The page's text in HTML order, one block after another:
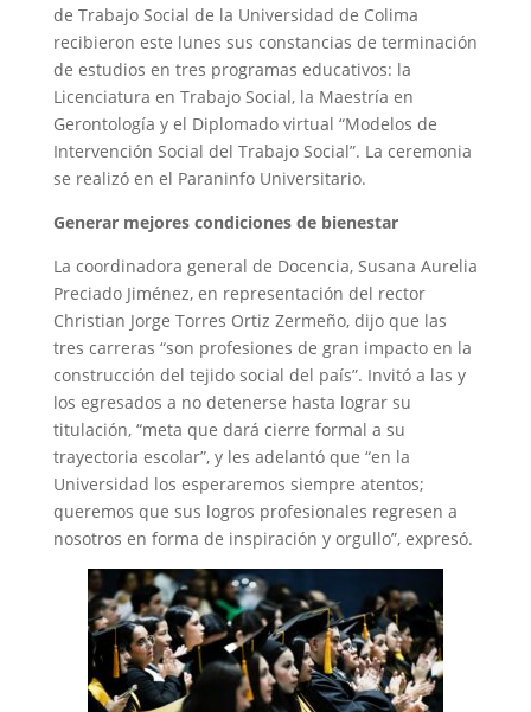
de Trabajo Social de la Universidad de Colima
recibieron este lunes sus constancias de terminación
de estudios en tres programas educativos: la
Licenciatura en Trabajo Social, la Maestría en
Gerontología y el Diplomado virtual “Modelos de
Intervención Social del Trabajo Social”. La ceremonia
se realizó en el Paraninfo Universitario.
Generar mejores condiciones de bienestar
La coordinadora general de Docencia, Susana Aurelia
Preciado Jiménez, en representación del rector
Christian Jorge Torres Ortiz Zermeño, dijo que las
tres carreras “son profesiones de gran impacto en la
construcción del tejido social del país”. Invitó a las y
los egresados a no detenerse hasta lograr su
titulación, “meta que dará cierre formal a su
trayectoria escolar”, y les adelantó que “en la
Universidad los esperaremos siempre atentos;
queremos que sus logros profesionales regresen a
nosotros en forma de inspiración y orgullo”, expresó.